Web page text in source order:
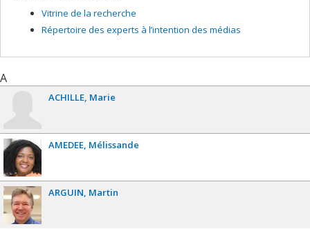
Vitrine de la recherche
Répertoire des experts à l’intention des médias
A
ACHILLE Marie
AMEDEE Mélissande
ARGUIN Martin